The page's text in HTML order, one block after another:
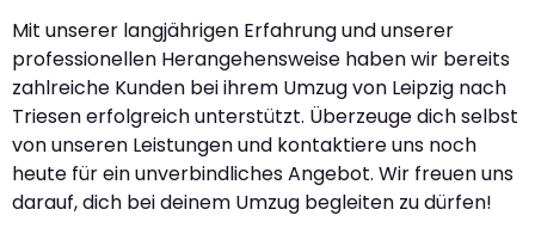
Mit unserer langjährigen Erfahrung und unserer
professionellen Herangehensweise haben wir bereits
zahlreiche Kunden bei ihrem Umzug von Leipzig nach
Triesen erfolgreich unterstützt. Überzeuge dich selbst
von unseren Leistungen und kontaktiere uns noch
heute für ein unverbindliches Angebot. Wir freuen uns
darauf, dich bei deinem Umzug begleiten zu dürfen!